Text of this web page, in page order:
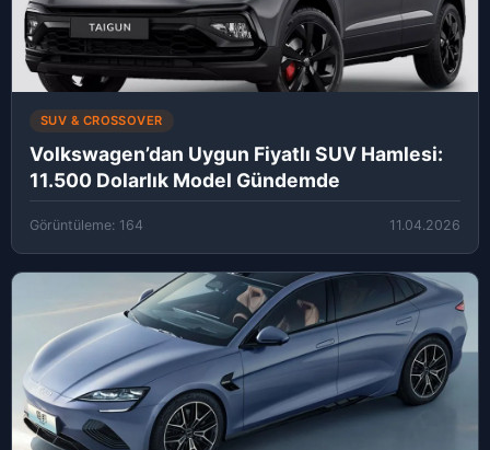
SUV & CROSSOVER
Volkswagen’dan Uygun Fiyatlı SUV Hamlesi:
11.500 Dolarlık Model Gündemde
Görüntüleme: 164 11.04.2026